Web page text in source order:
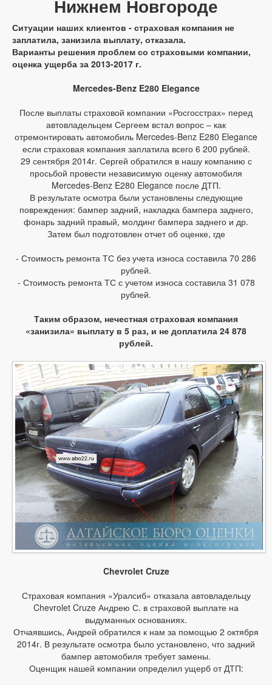
Нижнем Новгороде
Ситуации наших клиентов - страховая компания не
заплатила, занизила выплату, отказала.
Варианты решения проблем со страховыми компании,
оценка ущерба за 2013-2017 г.
Mercedes-Benz E280 Elegance
После выплаты страховой компании «Росгосстрах» перед
автовладельцем Сергеем встал вопрос – как
отремонтировать автомобиль Mercedes-Benz E280 Elegance
если страховая компания заплатила всего 6 200 рублей.
29 сентября 2014г. Сергей обратился в нашу компанию с
просьбой провести независимую оценку автомобиля
Mercedes-Benz E280 Elegance после ДТП.
В результате осмотра были установлены следующие
повреждения: бампер задний, накладка бампера заднего,
фонарь задний правый, молдинг бампера заднего и др.
Затем был подготовлен отчет об оценке, где
- Стоимость ремонта ТС без учета износа составила 70 286
рублей.
- Стоимость ремонта ТС с учетом износа составила 31 078
рублей.
Таким образом, нечестная страховая компания
«занизила» выплату в 5 раз, и не доплатила 24 878
рублей.
Chevrolet Cruze
Страховая компания «Уралсиб» отказала автовладельцу
Chevrolet Cruze Андрею С. в страховой выплате на
выдуманных основаниях.
Отчаявшись, Андрей обратился к нам за помощью 2 октября
2014г. В результате осмотра было установлено, что задний
бампер автомобиля требует замены.
Оценщик нашей компании определил ущерб от ДТП: